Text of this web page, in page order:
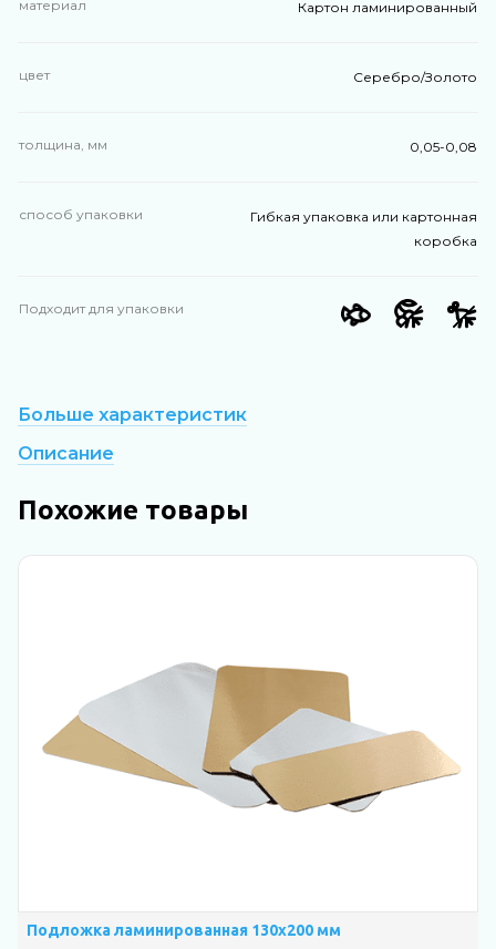
материал Картон ламинированный
цвет Серебро/Золото
толщина, мм 0,05-0,08
способ упаковки
Гибкая упаковка или картонная
коробка
Подходит для упаковки
Больше характеристик
Описание
Похожие товары
Подложка ламинированная 130х200 мм